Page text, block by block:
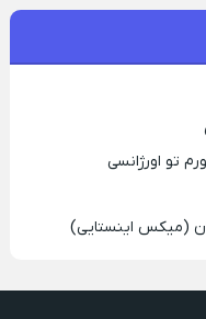
تو اورژانسی
(میکس اینستایی)